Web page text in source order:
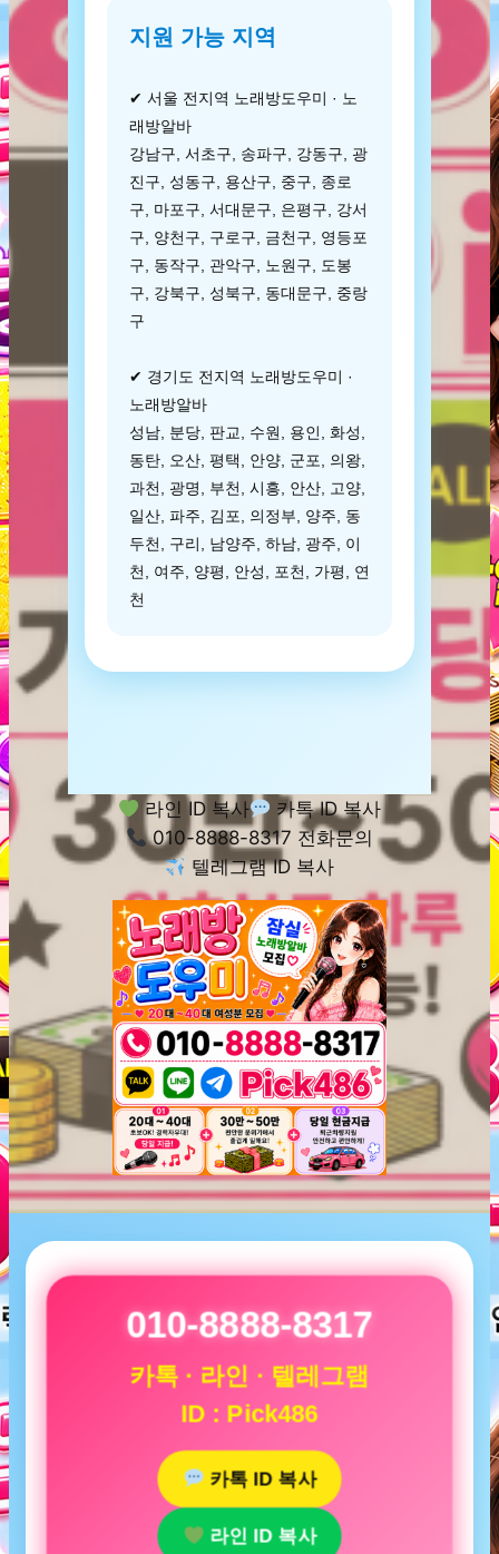
지원 가능 지역
✔ 서울 전지역 노래방도우미 · 노
래방알바
강남구, 서초구, 송파구, 강동구, 광
진구, 성동구, 용산구, 중구, 종로
구, 마포구, 서대문구, 은평구, 강서
구, 양천구, 구로구, 금천구, 영등포
구, 동작구, 관악구, 노원구, 도봉
구, 강북구, 성북구, 동대문구, 중랑
구
✔ 경기도 전지역 노래방도우미 ·
노래방알바
성남, 분당, 판교, 수원, 용인, 화성,
동탄, 오산, 평택, 안양, 군포, 의왕,
과천, 광명, 부천, 시흥, 안산, 고양,
일산, 파주, 김포, 의정부, 양주, 동
두천, 구리, 남양주, 하남, 광주, 이
천, 여주, 양평, 안성, 포천, 가평, 연
천
라인 ID 복사
카톡 ID 복사
010-8888-8317 전화문의
텔레그램 ID 복사
010-8888-8317
카톡 · 라인 · 텔레그램
ID : Pick486
카톡 ID 복사
라인 ID 복사